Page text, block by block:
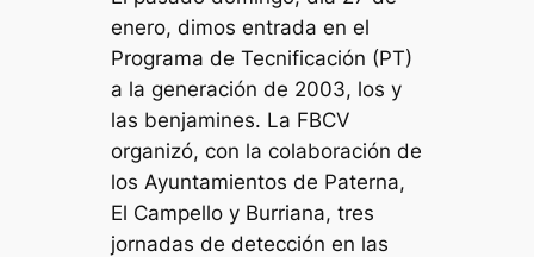
enero, dimos entrada en el
Programa de Tecnificación (PT)
a la generación de 2003, los y
las benjamines. La FBCV
organizó, con la colaboración de
los Ayuntamientos de Paterna,
El Campello y Burriana, tres
jornadas de detección en las